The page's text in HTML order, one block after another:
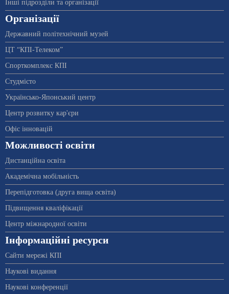
Інші підрозділи та організації
Організації
Державний політехнічний музей
ЦТ “КПІ-Телеком”
Спорткомплекс КПІ
Студмісто
Українсько-Японський центр
Центр розвитку кар'єри
Офіс інновацій
Можливості освіти
Дистанційна освіта
Академічна мобільність
Перепідготовка (друга вища освіта)
Підвищення кваліфікації
Центр міжнародної освіти
Інформаційні ресурси
Сайти мережі КПІ
Наукові видання
Наукові конференції